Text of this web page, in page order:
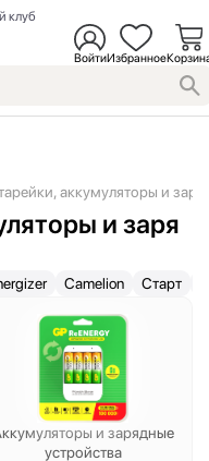
клуб
ВойтиИзбранное
аккумуляторы и
и заря
Camelion Старт
и зарядные
устройства